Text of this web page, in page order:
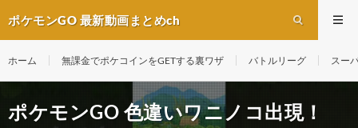
ポケモンGO 最新動画まとめch
ホーム 無課金でポケコインをGETする裏ワザ バトルリーグ スー
ポケモンGO 色違いワニノコ出現！